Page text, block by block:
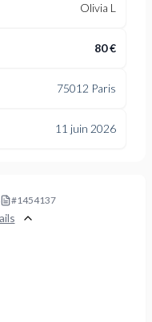
Olivia L
80 €
75012 Paris
11 juin 2026
#1454137